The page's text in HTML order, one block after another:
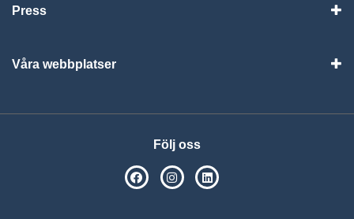
Press
Våra webbplatser
Följ oss
SPSM på Facebook
SPSM på Instagram